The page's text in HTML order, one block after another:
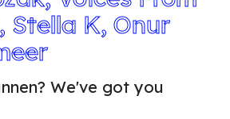
Stella K, Onur
We've got you